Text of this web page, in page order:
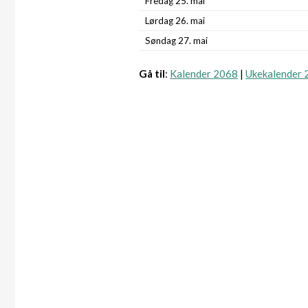
Lørdag 26. mai
Søndag 27. mai
Gå til: Kalender 2068 | Ukekalender